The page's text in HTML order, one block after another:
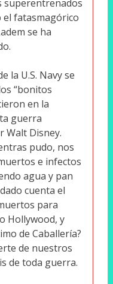
superentrenados
fatasmagórico
se ha
la U.S. Navy se
“bonitos
en la
guerra
Walt Disney.
pudo, nos
e infectos
agua y pan
cuenta el
para
Hollywood, y
de Caballería?
de nuestros
de toda guerra.